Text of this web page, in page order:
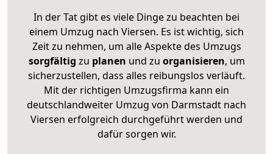
In der Tat gibt es viele Dinge zu beachten bei
einem Umzug nach Viersen. Es ist wichtig, sich
Zeit zu nehmen, um alle Aspekte des Umzugs
sorgfältig zu planen und zu organisieren, um
sicherzustellen, dass alles reibungslos verläuft.
Mit der richtigen Umzugsfirma kann ein
deutschlandweiter Umzug von Darmstadt nach
Viersen erfolgreich durchgeführt werden und
dafür sorgen wir.